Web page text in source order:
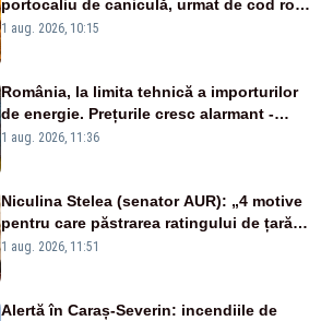
portocaliu de caniculă, urmat de cod roșu
duminică. Temperaturile urcă spre 40°C
1 aug. 2026, 10:15
România, la limita tehnică a importurilor
de energie. Prețurile cresc alarmant -
Analiză Realitatea Plus
1 aug. 2026, 11:36
Niculina Stelea (senator AUR): „4 motive
pentru care păstrarea ratingului de țară
nu este o reușită pentru Guvernul
1 aug. 2026, 11:51
Alertă în Caraș-Severin: incendiile de